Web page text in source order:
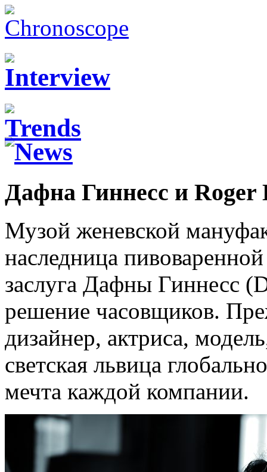
Дафна Гиннесс и Roger
Музой женевской
наследница
заслуга Дафны Гиннесс
решение часовщиков.
дизайнер, актриса,
светская львица
мечта каждой компании.